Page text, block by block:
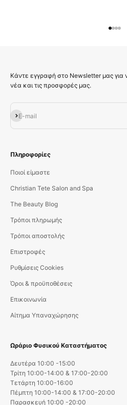
Κάντε εγγραφή στο Newsletter μας για
νέα και τις προσφορές μας.
E-mail
Εγγραφή
Πληροφορίες
Ποιοί είμαστε
Christian Tete Salon and Spa
The Beauty Blog
Τρόποι πληρωμής
Τρόποι αποστολής
Επιστροφές
Ρυθμίσεις Cookies
Όροι & προϋποθέσεις
Επικοινωνία
Αίτημα Υπαναχώρησης
Ωράριο Φυσικού Καταστήματος
Δευτέρα 10:00 -15:00
Τρίτη 10:00-14:00 & 17:00-20:00
Τετάρτη 10:00-16:00
Πέμπτη 10:00-14:00 & 17:00-20:00
Παρασκευή 10:00 -20:00